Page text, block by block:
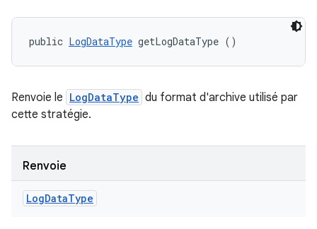
public LogDataType getLogDataType ()
Renvoie le LogDataType du format d'archive utilisé par
cette stratégie.
Renvoie
LogDataType